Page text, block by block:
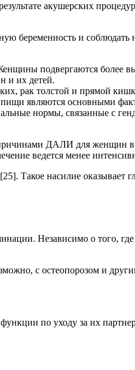
акушерских
беременность и соблюдать
подвергаются более
и их детей.
рак толстой и прямой
являются основными
нормы, связанные с
ДАЛИ для женщин в
ведется менее
Такое насилие оказывает
Независимо о
с остеопорозом и
по уходу за их